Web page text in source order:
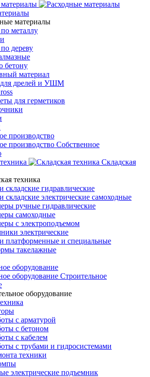
материалы
металлу
дереву
бетону
материал
дрелей и УШМ
для герметиков
Собственное
Складская
техника
складские гидравлические
складские электрические самоходные
ручные гидравлические
самоходные
с электроподъемом
электрические
платформенные и специальные
такелажные
Строительное
оборудование
с арматурой
с бетоном
с кабелем
с трубами и гидросистемами
техники
электрические подъемник